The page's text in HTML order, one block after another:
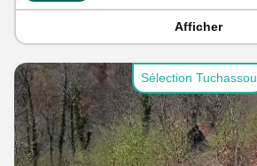
Afficher
Sélection Tuchassou